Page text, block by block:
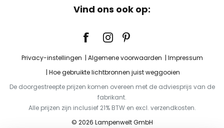
Vind ons ook op:
Privacy-instellingen Algemene voorwaarden
Impressum
Hoe gebruikte lichtbronnen juist weggooien
De doorgestreepte prijzen komen overeen met de adviesprijs van de
fabrikant.
Alle prijzen zijn inclusief 21% BTW en excl. verzendkosten.
© 2026 Lampenwelt GmbH